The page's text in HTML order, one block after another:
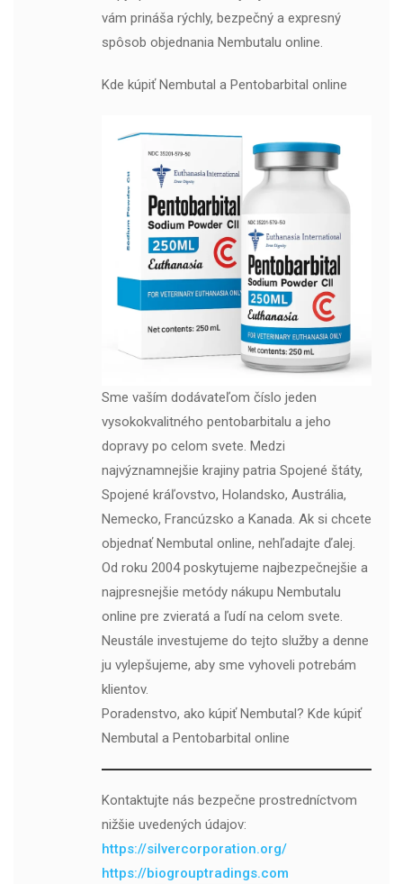
vám prináša rýchly, bezpečný a expresný
spôsob objednania Nembutalu online.
Kde kúpiť Nembutal a Pentobarbital online
Sme vaším dodávateľom číslo jeden
vysokokvalitného pentobarbitalu a jeho
dopravy po celom svete. Medzi
najvýznamnejšie krajiny patria Spojené štáty,
Spojené kráľovstvo, Holandsko, Austrália,
Nemecko, Francúzsko a Kanada. Ak si chcete
objednať Nembutal online, nehľadajte ďalej.
Od roku 2004 poskytujeme najbezpečnejšie a
najpresnejšie metódy nákupu Nembutalu
online pre zvieratá a ľudí na celom svete.
Neustále investujeme do tejto služby a denne
ju vylepšujeme, aby sme vyhoveli potrebám
klientov.
Poradenstvo, ako kúpiť Nembutal? Kde kúpiť
Nembutal a Pentobarbital online
Kontaktujte nás bezpečne prostredníctvom
nižšie uvedených údajov:
https://silvercorporation.org/
https://biogrouptradings.com